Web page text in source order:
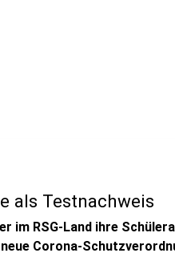
als Testnachweis
im RSG-Land ihre
Corona-